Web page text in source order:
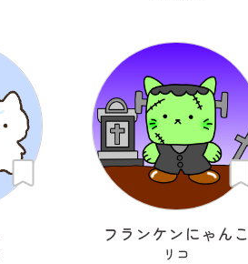
フランケンにゃんこ
リコ